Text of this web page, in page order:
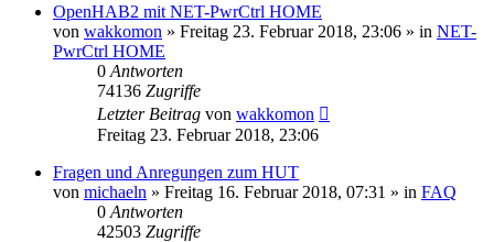
OpenHAB2 mit NET-PwrCtrl HOME
von wakkomon » Freitag 23. Februar 2018, 23:06 » in NET-
PwrCtrl HOME
0 Antworten
74136 Zugriffe
Letzter Beitrag von wakkomon
Freitag 23. Februar 2018, 23:06
Fragen und Anregungen zum HUT
von michaeln » Freitag 16. Februar 2018, 07:31 » in FAQ
0 Antworten
42503 Zugriffe